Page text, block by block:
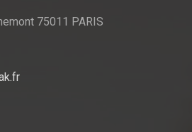
75011 PARIS